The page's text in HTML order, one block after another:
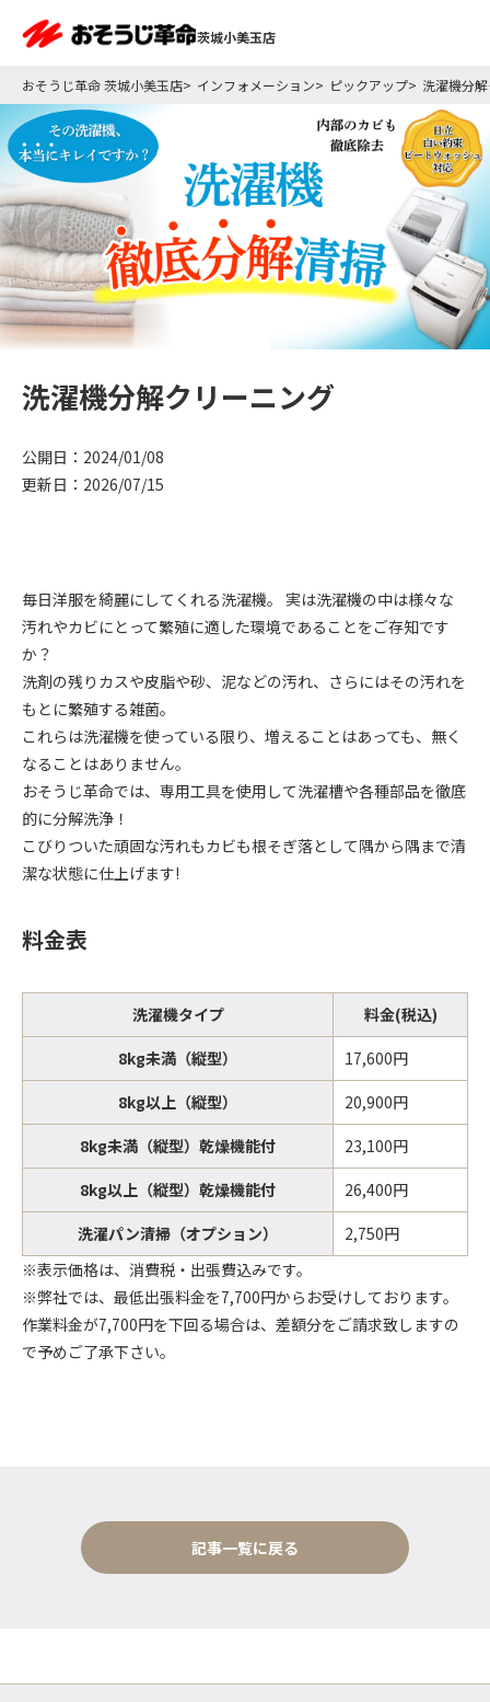
茨城小美玉店
おそうじ革命 茨城小美玉店 インフォメーション ピックアップ 洗濯機分
洗濯機分解クリーニング
公開日：2024/01/08
更新日：2026/07/15
毎日洋服を綺麗にしてくれる洗濯機。 実は洗濯機の中は様々な
汚れやカビにとって繁殖に適した環境であることをご存知です
か？
洗剤の残りカスや皮脂や砂、泥などの汚れ、さらにはその汚れを
もとに繁殖する雑菌。
これらは洗濯機を使っている限り、増えることはあっても、無く
なることはありません。
おそうじ革命では、専用工具を使用して洗濯槽や各種部品を徹底
的に分解洗浄！
こびりついた頑固な汚れもカビも根そぎ落として隅から隅まで清
潔な状態に仕上げます!
料金表
洗濯機タイプ
料金(税込)
8kg未満（縦型）
17,600円
8kg以上（縦型）
20,900円
8kg未満（縦型）乾燥機能付
23,100円
8kg以上（縦型）乾燥機能付
26,400円
洗濯パン清掃（オプション）
2,750円
※表示価格は、消費税・出張費込みです。
※弊社では、最低出張料金を7,700円からお受けしております。
作業料金が7,700円を下回る場合は、差額分をご請求致しますの
で予めご了承下さい。
記事一覧に戻る